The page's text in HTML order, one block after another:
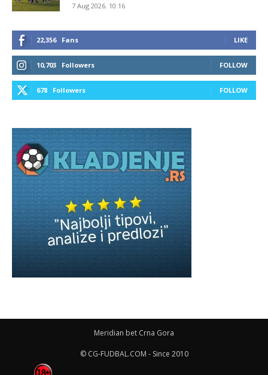
7 Aug 2026. 10:16
22,356 Fans LIKE
10,703 Followers FOLLOW
678 Followers FOLLOW
Meridian bet Crna Gora
© CG-FUDBAL.COM - Since 2010